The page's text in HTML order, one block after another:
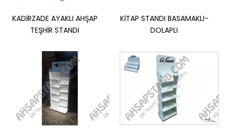
KADİRZADE AYAKLI AHŞAP TEŞHİR STANDI
Geçme Sistem Tasarımı: Herhangi bir vida veya yapıştırıcı
gerektirmeden, endüstriyel tasarımın prati..
KADİRZADE AYAKLI AHŞAP
TEŞHİR STANDI
KİTAP STANDI BASAMAKLI-
DOLAPLI